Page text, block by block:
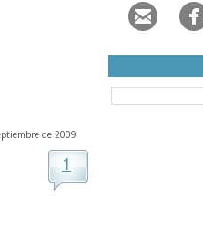
de 2009
1